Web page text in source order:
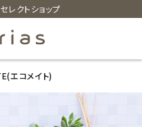
レクトショップ
search
エコメイト)